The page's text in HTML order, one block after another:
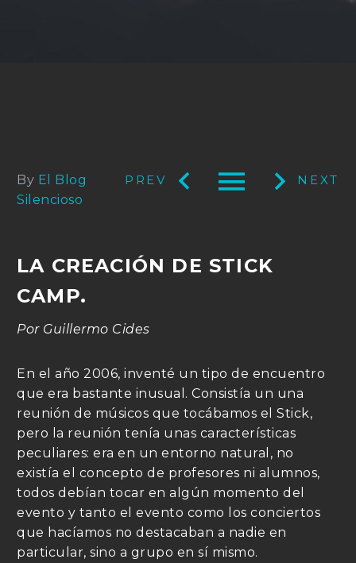
  
By El Blog
Silencioso
LA CREACIÓN DE STICK
CAMP.
Por Guillermo Cides
En el año 2006, inventé un tipo de encuentro
que era bastante inusual. Consistía un una
reunión de músicos que tocábamos el Stick,
pero la reunión tenía unas características
peculiares: era en un entorno natural, no
existía el concepto de profesores ni alumnos,
todos debían tocar en algún momento del
evento y tanto el evento como los conciertos
que hacíamos no destacaban a nadie en
particular, sino a grupo en sí mismo.